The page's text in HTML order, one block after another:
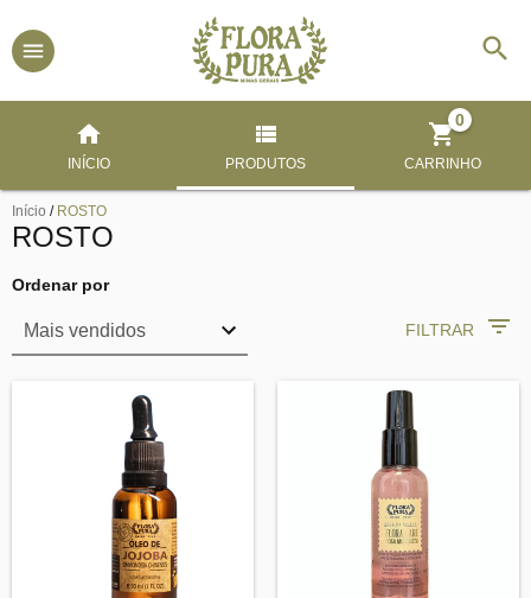
INÍCIO PRODUTOS CARRINHO
0
Início / ROSTO
ROSTO
Ordenar por
FILTRAR